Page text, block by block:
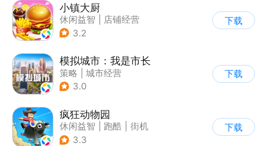
小镇大厨
休闲益智
店铺经营
| 美食
3.2
下载
模拟城市：我是市长
策略
城市经营
| 模拟城市
3.0
下载
疯狂动物园
休闲益智 跑酷
街机
| 像素风
3.3
下载